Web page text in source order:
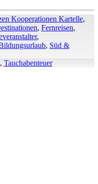
Kooperationen Kartelle,
, Fernreisen,
,
, Süd &
, Tauchabenteuer